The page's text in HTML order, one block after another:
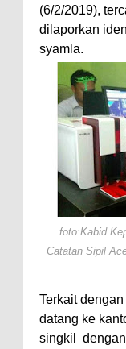
(6/2/2019),
dilaporkan
syamla.
foto:Kabid
Catatan Sipil
Terkait
datang ke
singkil